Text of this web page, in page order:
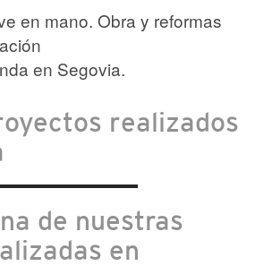
en mano. Obra y reformas
en Segovia.
realizados
de nuestras
en